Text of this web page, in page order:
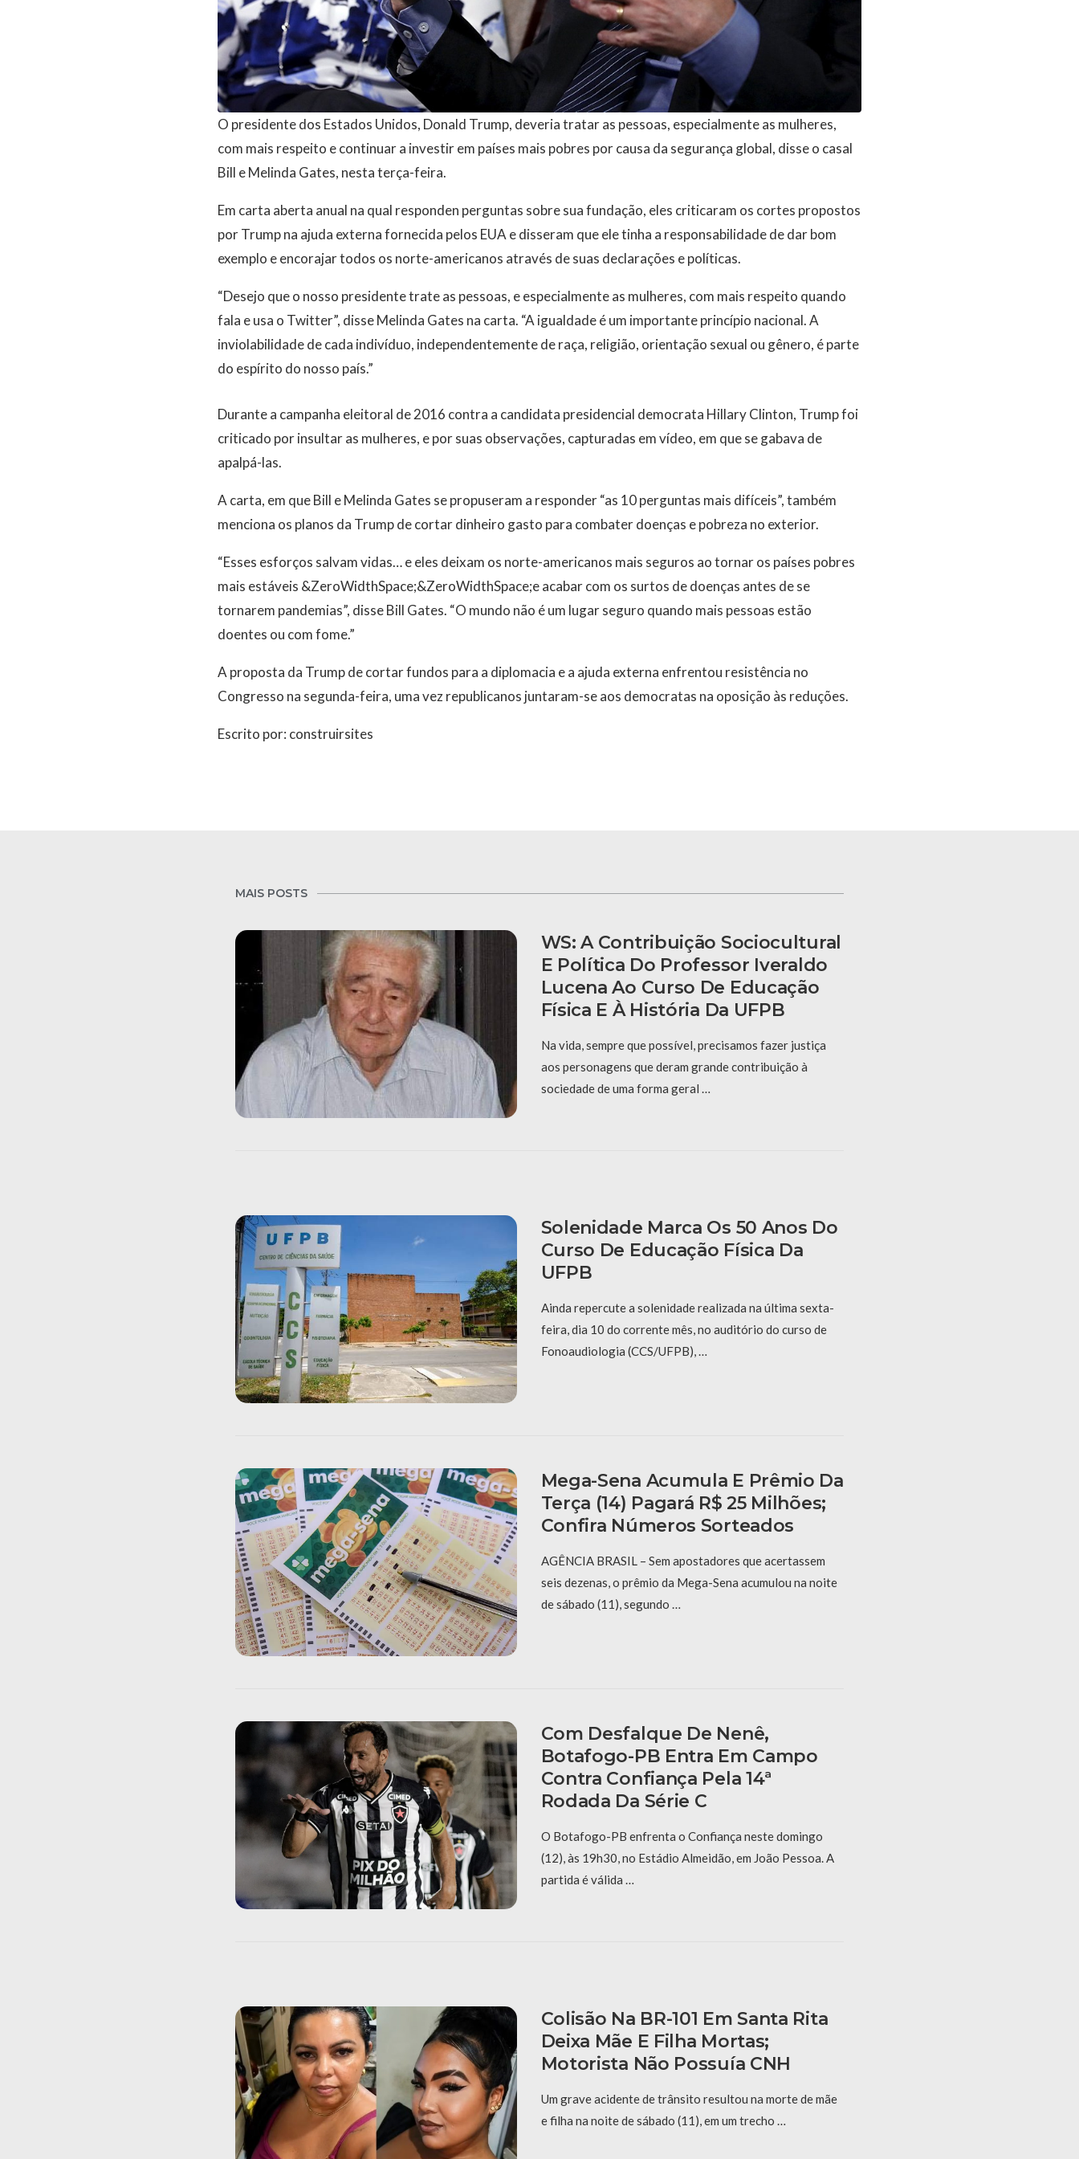
O presidente dos Estados Unidos, Donald Trump, deveria tratar as pessoas, especialmente as mulheres,
com mais respeito e continuar a investir em países mais pobres por causa da segurança global, disse o casal
Bill e Melinda Gates, nesta terça-feira.
Em carta aberta anual na qual responden perguntas sobre sua fundação, eles criticaram os cortes propostos
por Trump na ajuda externa fornecida pelos EUA e disseram que ele tinha a responsabilidade de dar bom
exemplo e encorajar todos os norte-americanos através de suas declarações e políticas.
“Desejo que o nosso presidente trate as pessoas, e especialmente as mulheres, com mais respeito quando
fala e usa o Twitter”, disse Melinda Gates na carta. “A igualdade é um importante princípio nacional. A
inviolabilidade de cada indivíduo, independentemente de raça, religião, orientação sexual ou gênero, é parte
do espírito do nosso país.”
Durante a campanha eleitoral de 2016 contra a candidata presidencial democrata Hillary Clinton, Trump foi
criticado por insultar as mulheres, e por suas observações, capturadas em vídeo, em que se gabava de
apalpá-las.
A carta, em que Bill e Melinda Gates se propuseram a responder “as 10 perguntas mais difíceis”, também
menciona os planos da Trump de cortar dinheiro gasto para combater doenças e pobreza no exterior.
“Esses esforços salvam vidas… e eles deixam os norte-americanos mais seguros ao tornar os países pobres
mais estáveis &ZeroWidthSpace;&ZeroWidthSpace;e acabar com os surtos de doenças antes de se
tornarem pandemias”, disse Bill Gates. “O mundo não é um lugar seguro quando mais pessoas estão
doentes ou com fome.”
A proposta da Trump de cortar fundos para a diplomacia e a ajuda externa enfrentou resistência no
Congresso na segunda-feira, uma vez republicanos juntaram-se aos democratas na oposição às reduções.
Escrito por: construirsites
MAIS POSTS
WS: A Contribuição Sociocultural
E Política Do Professor Iveraldo
Lucena Ao Curso De Educação
Física E À História Da UFPB
Na vida, sempre que possível, precisamos fazer justiça
aos personagens que deram grande contribuição à
sociedade de uma forma geral …
Solenidade Marca Os 50 Anos Do
Curso De Educação Física Da
UFPB
Ainda repercute a solenidade realizada na última sexta-
feira, dia 10 do corrente mês, no auditório do curso de
Fonoaudiologia (CCS/UFPB), …
Mega-Sena Acumula E Prêmio Da
Terça (14) Pagará R$ 25 Milhões;
Confira Números Sorteados
AGÊNCIA BRASIL – Sem apostadores que acertassem
seis dezenas, o prêmio da Mega-Sena acumulou na noite
de sábado (11), segundo …
Com Desfalque De Nenê,
Botafogo-PB Entra Em Campo
Contra Confiança Pela 14ª
Rodada Da Série C
O Botafogo-PB enfrenta o Confiança neste domingo
(12), às 19h30, no Estádio Almeidão, em João Pessoa. A
partida é válida …
Colisão Na BR-101 Em Santa Rita
Deixa Mãe E Filha Mortas;
Motorista Não Possuía CNH
Um grave acidente de trânsito resultou na morte de mãe
e filha na noite de sábado (11), em um trecho …